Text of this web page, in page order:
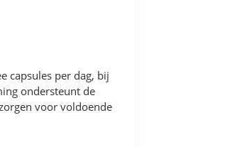
capsules per dag, bij
ondersteunt de
voor voldoende